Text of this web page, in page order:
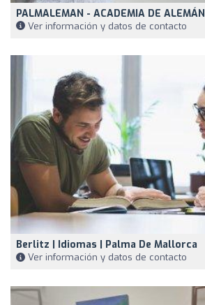
PALMALEMAN - ACADEMIA DE ALEMÁN
Ver información y datos de contacto
Berlitz | Idiomas | Palma De Mallorca
Ver información y datos de contacto